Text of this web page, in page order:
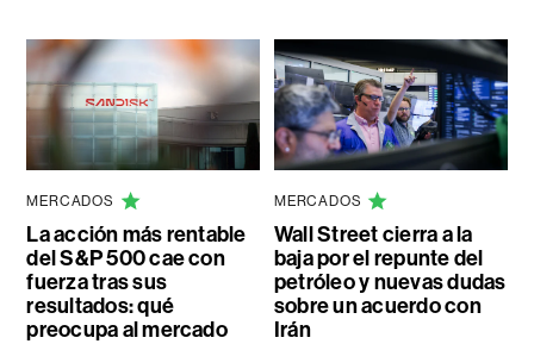
MERCADOS
La acción más rentable
del S&P 500 cae con
fuerza tras sus
resultados: qué
preocupa al mercado
MERCADOS
Wall Street cierra a la
baja por el repunte del
petróleo y nuevas dudas
sobre un acuerdo con
Irán